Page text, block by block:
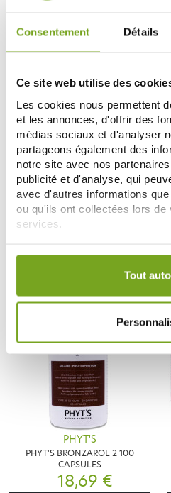
Consentement Détails
Ce site web utilise des
Les cookies nous permettent
et les annonces, d'offrir des
médias sociaux et d'analyser
partageons également des
notre site avec nos
publicité et d'analyse, qui
avec d'autres informations
ou qu'ils ont collectées lors de
services.
Votre choix de consentement
Tout
GUAYAPI
GUAYAPI BRONZAGE URUCUM 80
TABLETTES BIO
20,90 €
ДОБАВИТЬ В КОРЗИНУ
PHYT'S
PHYT'S BRONZAROL 2 100
CAPSULES
18,69 €